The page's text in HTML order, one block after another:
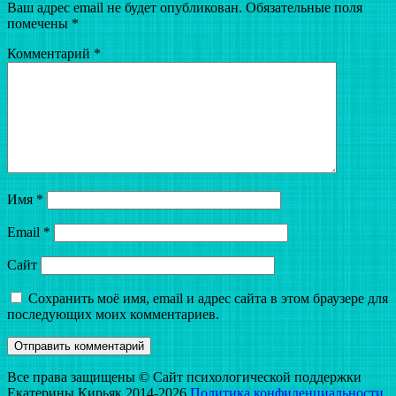
Ваш адрес email не будет опубликован. Обязательные поля
помечены *
Комментарий *
Имя *
Email *
Сайт
Сохранить моё имя, email и адрес сайта в этом браузере для
последующих моих комментариев.
Все права защищены © Сайт психологической поддержки